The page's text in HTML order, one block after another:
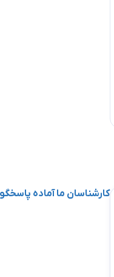
کارشناسان ما آماده